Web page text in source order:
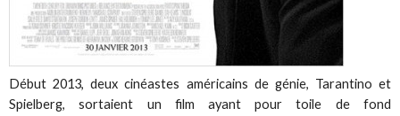
Début 2013, deux cinéastes américains de génie, Tarantino et
Spielberg, sortaient un film ayant pour toile de fond